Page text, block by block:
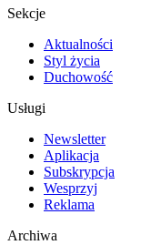
Sekcje
Aktualności
Styl życia
Duchowość
Usługi
Newsletter
Aplikacja
Subskrypcja
Wesprzyj
Reklama
Archiwa